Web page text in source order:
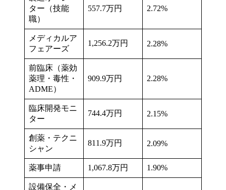
ター（技能
職）
557.7万円 2.72%
メディカルア
フェアーズ
1,256.2万円 2.28%
前臨床（薬効
薬理・毒性・
ADME）
909.9万円 2.28%
臨床開発モニ
ター
744.4万円 2.15%
創薬・テクニ
シャン
811.9万円 2.09%
薬事申請 1,067.8万円 1.90%
設備保全・メ